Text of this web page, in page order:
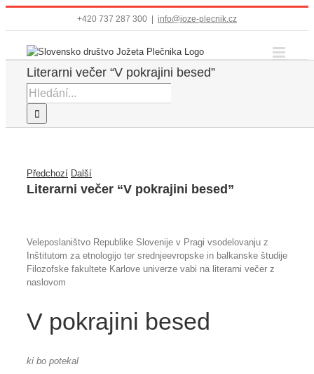
+420 737 287 300 info@joze-plecnik.cz
Literarni večer “V pokrajini besed”
Hledat:
Předchozí Další
Literarni večer “V pokrajini besed”
Veleposlaništvo Republike Slovenije v Pragi vsodelovanju z
Inštitutom za etnologijo ter srednjeevropske in balkanske študije
Filozofske fakultete Karlove univerze vabi na literarni večer z
naslovom
V pokrajini besed
ki bo potekal